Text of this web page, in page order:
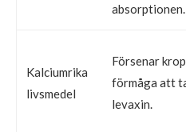
absorptionen.
Kalciumrika
livsmedel
Försenar
förmåga att
levaxin.